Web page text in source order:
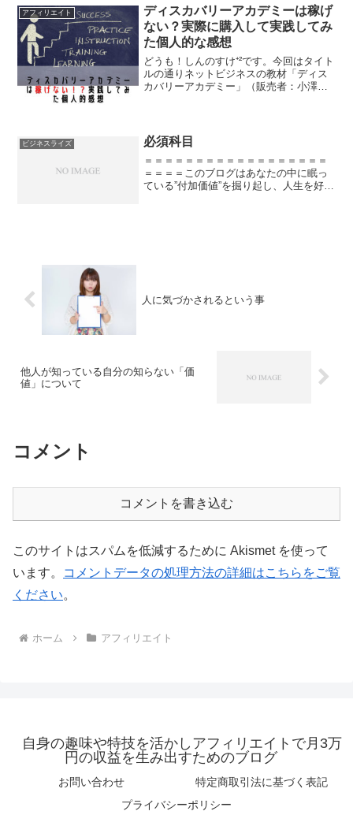
件、不動産etc…色々勉強した中で一番結
果が出ているのがこのメル...
アフィリエイト
ディスカバリーアカデミーは稼げ
ない？実際に購入して実践してみ
た個人的な感想
どうも！しんのすけ⁺²です。今回はタイト
ルの通りネットビジネスの教材「ディス
カバリーアカデミー」（販売者：小澤竜
を目指すあなたが最初...
ビジネスライズ 必須科目
＝＝＝＝＝＝＝＝＝＝＝＝＝＝＝＝＝＝
＝＝＝＝このブログはあなたの中に眠っ
ている”付加価値”を掘り起し、人生を好転
人に気づかされるという事
他人が知っている自分の知らない「価
値」について
コメント
コメントを書き込む
このサイトはスパムを低減するために Akismet を使って
います。
コメントデータの処理方法の詳細はこちらをご覧
ください。
ホーム アフィリエイト
自身の趣味や特技を活かしアフィリエイトで月3万
円の収益を生み出すためのブログ
お問い合わせ
特定商取引法に基づく表記
プライバシーポリシー